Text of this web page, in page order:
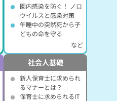
園内感染を防ぐ！ ノロ
ウイルスと感染対策
午睡中の突然死から子
どもの命を守る
など
社会人基礎
新人保育士に求められ
るマナーとは？
保育士に求められるIT